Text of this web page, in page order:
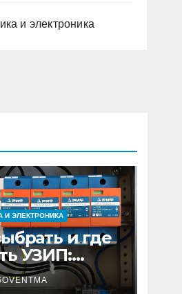
и электроника
И ЭЛЕКТРОНИКА
и где
УЗИП:
защиты